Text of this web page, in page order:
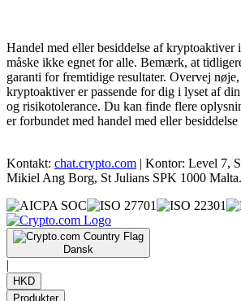
Handel med eller besiddelse af
måske ikke egnet for alle. Bemærk, at
garanti for fremtidige resultater. Overvej
kryptoaktiver er passende for dig i lyset af
og risikotolerance. Du kan finde flere
er forbundet med handel med eller
Kontakt: chat.crypto.com | Kontor: Level 7,
Mikiel Ang Borg, St Julians SPK 1000 Malta.
Dansk
|
HKD
Produkter